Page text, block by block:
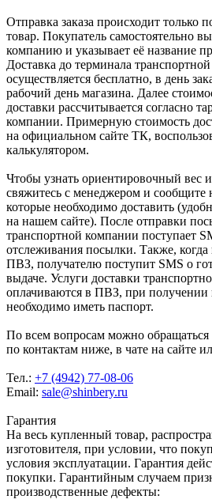
Отправка заказа происходит только
товар. Покупатель самостоятельно
компанию и указывает её название
Доставка до терминала
осуществляется бесплатно, в день
рабочий день магазина. Далее
доставки рассчитывается согласно
компании. Примерную стоимость
на официальном сайте ТК,
калькулятором.
Чтобы узнать ориентировочный вес
свяжитесь с менеджером и сообщите
которые необходимо доставить
на нашем сайте). После отправки
транспортной компании поступает
отслеживания посылки. Также,
ПВЗ, получателю поступит SMS о
выдаче. Услуги доставки
оплачиваются в ПВЗ, при
необходимо иметь паспорт.
По всем вопросам можно
по контактам ниже, в чате на сайте
Тел.: +7 (4942) 77-08-06
Email: sale@shinbery.ru
Гарантия
На весь купленный товар,
изготовителя, при условии, что
условия эксплуатации. Гарантия
покупки. Гарантийным случаем
производственные дефекты: